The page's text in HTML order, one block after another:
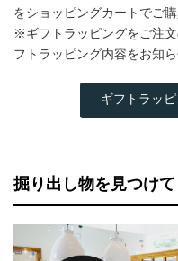
をショッピングカートでご購
※ギフトラッピングをご注
フトラッピング内容をお知ら
ギフトラッ
掘り出し物を見つけ